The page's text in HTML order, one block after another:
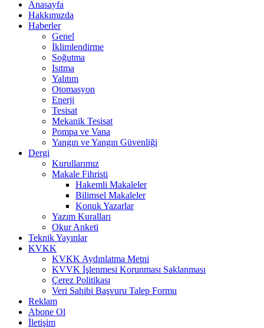
Anasayfa
Hakkımızda
Haberler
Genel
İklimlendirme
Soğutma
Isıtma
Yalıtım
Otomasyon
Enerji
Tesisat
Mekanik Tesisat
Pompa ve Vana
Yangın ve Yangın Güvenliği
Dergi
Kurullarımız
Makale Fihristi
Hakemli Makaleler
Bilimsel Makaleler
Konuk Yazarlar
Yazım Kuralları
Okur Anketi
Teknik Yayınlar
KVKK
KVKK Aydınlatma Metni
KVVK İşlenmesi Korunması Saklanması
Çerez Politikası
Veri Sahibi Başvuru Talep Formu
Reklam
Abone Ol
İletişim